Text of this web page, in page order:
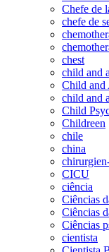
Chefe de
chefe de
chest
child and
Child and
child and
Child
Childreen
chile
china
CICU
ciência
Ciências
Ciências
Ciências
cientista